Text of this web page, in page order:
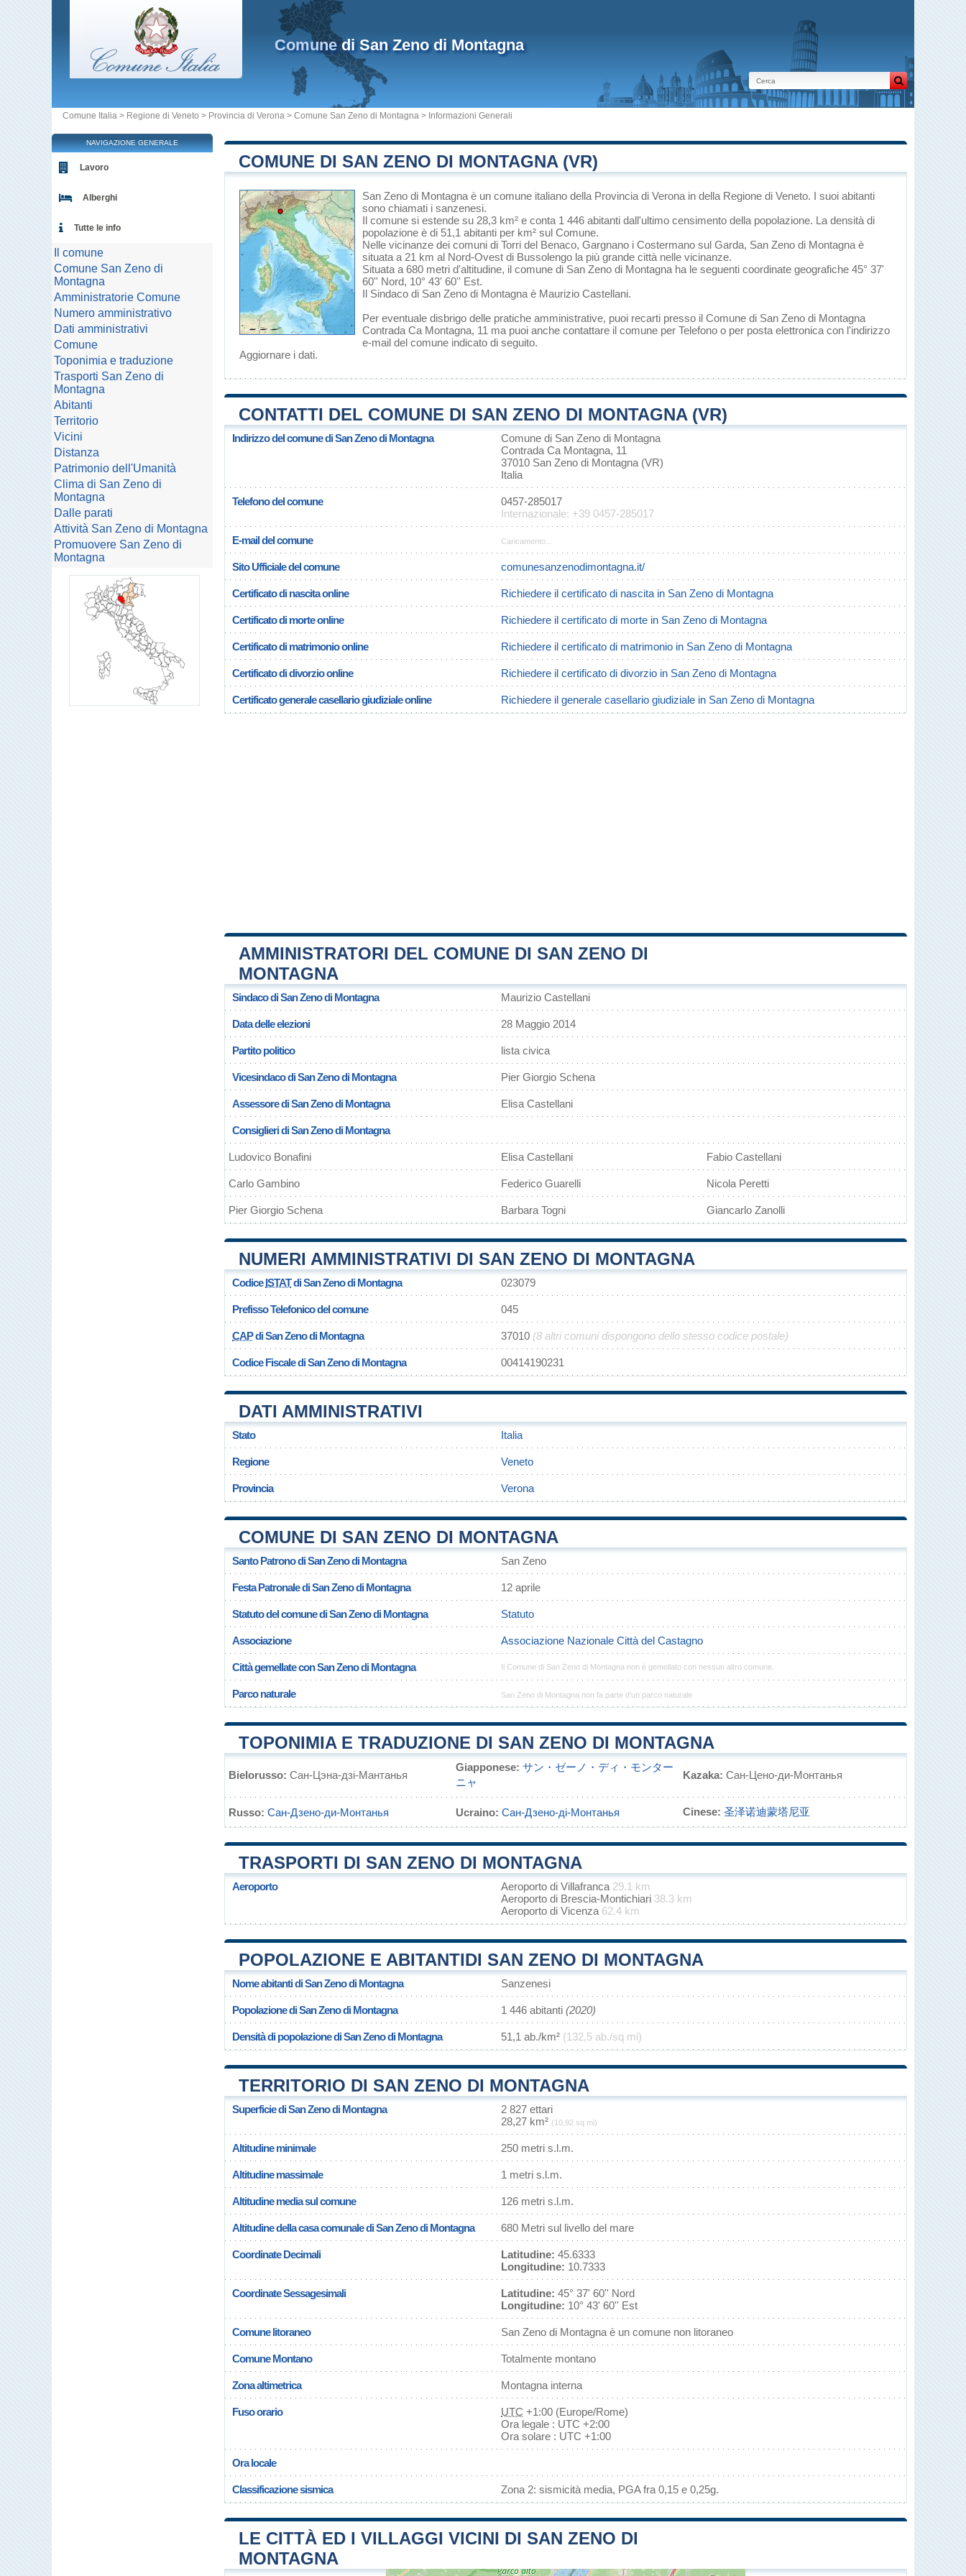
Comunedi San Zeno di Montagna
Comune Italia > Regione di Veneto > Provincia di Verona > Comune San Zeno di Montagna > Informazioni Generali
COMUNE DI SAN ZENO DI MONTAGNA (VR)
San Zeno di Montagna è un comune italiano della Provincia di Verona in della Regione di Veneto. I suoi abitanti
sono chiamati i sanzenesi.
Il comune si estende su 28,3 km² e conta 1 446 abitanti dall'ultimo censimento della popolazione. La densità di
popolazione è di 51,1 abitanti per km² sul Comune.
Nelle vicinanze dei comuni di Torri del Benaco, Gargnano i Costermano sul Garda, San Zeno di Montagna è
situata a 21 km al Nord-Ovest di Bussolengo la più grande città nelle vicinanze.
Situata a 680 metri d'altitudine, il comune di San Zeno di Montagna ha le seguenti coordinate geografiche 45° 37'
60'' Nord, 10° 43' 60'' Est.
Il Sindaco di San Zeno di Montagna è Maurizio Castellani.
Per eventuale disbrigo delle pratiche amministrative, puoi recarti presso il Comune di San Zeno di Montagna
Contrada Ca Montagna, 11 ma puoi anche contattare il comune per Telefono o per posta elettronica con l'indirizzo
e-mail del comune indicato di seguito.
Aggiornare i dati.
CONTATTI DEL COMUNE DI SAN ZENO DI MONTAGNA (VR)
Indirizzo del comune di San Zeno di Montagna
Comune di San Zeno di Montagna
Contrada Ca Montagna, 11
37010 San Zeno di Montagna (VR)
Italia
Telefono del comune
0457-285017
Internazionale: +39 0457-285017
E-mail del comune Caricamento...
Sito Ufficiale del comune comunesanzenodimontagna.it/
Certificato di nascita online Richiedere il certificato di nascita in San Zeno di Montagna
Certificato di morte online Richiedere il certificato di morte in San Zeno di Montagna
Certificato di matrimonio online Richiedere il certificato di matrimonio in San Zeno di Montagna
Certificato di divorzio online Richiedere il certificato di divorzio in San Zeno di Montagna
Certificato generale casellario giudiziale online Richiedere il generale casellario giudiziale in San Zeno di Montagna
AMMINISTRATORI DEL COMUNE DI SAN ZENO DI
MONTAGNA
Sindaco di San Zeno di Montagna Maurizio Castellani
Data delle elezioni 28 Maggio 2014
Partito politico lista civica
Vicesindaco di San Zeno di Montagna Pier Giorgio Schena
Assessore di San Zeno di Montagna Elisa Castellani
Consiglieri di San Zeno di Montagna
Ludovico Bonafini Elisa Castellani Fabio Castellani
Carlo Gambino Federico Guarelli Nicola Peretti
Pier Giorgio Schena Barbara Togni Giancarlo Zanolli
NUMERI AMMINISTRATIVI DI SAN ZENO DI MONTAGNA
CodiceISTATdi San Zeno di Montagna 023079
Prefisso Telefonico del comune 045
CAPdi San Zeno di Montagna 37010 (8 altri comuni dispongono dello stesso codice postale)
Codice Fiscale di San Zeno di Montagna 00414190231
DATI AMMINISTRATIVI
Stato Italia
Regione Veneto
Provincia Verona
COMUNE DI SAN ZENO DI MONTAGNA
Santo Patrono di San Zeno di Montagna San Zeno
Festa Patronale di San Zeno di Montagna 12 aprile
Statuto del comune di San Zeno di Montagna Statuto
Associazione Associazione Nazionale Città del Castagno
Città gemellate con San Zeno di Montagna Il Comune di San Zeno di Montagna non è gemellato con nessun altro comune.
Parco naturale San Zeno di Montagna non fa parte d'un parco naturale
TOPONIMIA E TRADUZIONE DI SAN ZENO DI MONTAGNA
Bielorusso: Сан-Цэна-дзі-Мантанья
Giapponese: サン・ゼーノ・ディ・モンター
ニャ
Kazaka: Сан-Цено-ди-Монтанья
Russo: Сан-Дзено-ди-Монтанья Ucraino: Сан-Дзено-ді-Монтанья Cinese: 圣泽诺迪蒙塔尼亚
TRASPORTI DI SAN ZENO DI MONTAGNA
Aeroporto Aeroporto di Villafranca 29.1 km
Aeroporto di Brescia-Montichiari 38.3 km
Aeroporto di Vicenza 62.4 km
POPOLAZIONE E ABITANTIDI SAN ZENO DI MONTAGNA
Nome abitanti di San Zeno di Montagna Sanzenesi
Popolazione di San Zeno di Montagna 1 446 abitanti (2020)
Densità di popolazione di San Zeno di Montagna 51,1 ab./km² (132,5 ab./sq mi)
TERRITORIO DI SAN ZENO DI MONTAGNA
Superficie di San Zeno di Montagna
2 827 ettari
28,27 km² (10,92 sq mi)
Altitudine minimale 250 metri s.l.m.
Altitudine massimale 1 metri s.l.m.
Altitudine media sul comune 126 metri s.l.m.
Altitudine della casa comunale di San Zeno di Montagna 680 Metri sul livello del mare
Coordinate Decimali Latitudine: 45.6333
Longitudine: 10.7333
Coordinate Sessagesimali Latitudine: 45° 37' 60'' Nord
Longitudine: 10° 43' 60'' Est
Comune litoraneo San Zeno di Montagna è un comune non litoraneo
Comune Montano Totalmente montano
Zona altimetrica Montagna interna
Fuso orario UTC +1:00 (Europe/Rome)
Ora legale : UTC +2:00
Ora solare : UTC +1:00
Ora locale
Classificazione sismica Zona 2: sismicità media, PGA fra 0,15 e 0,25g.
LE CITTÀ ED I VILLAGGI VICINI DI SAN ZENO DI
MONTAGNA
NAVIGAZIONE GENERALE
Lavoro
Alberghi
Tutte le info
Il comune
Comune San Zeno di
Montagna
Amministratorie Comune
Numero amministrativo
Dati amministrativi
Comune
Toponimia e traduzione
Trasporti San Zeno di
Montagna
Abitanti
Territorio
Vicini
Distanza
Patrimonio dell'Umanità
Clima di San Zeno di
Montagna
Dalle parati
Attività San Zeno di Montagna
Promuovere San Zeno di
Montagna